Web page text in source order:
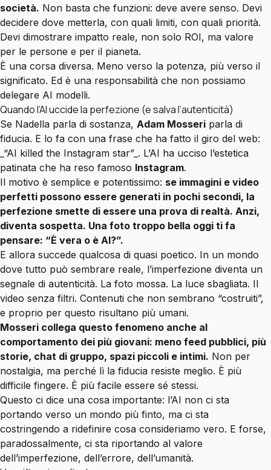
società. Non basta che funzioni: deve avere senso. Devi
decidere dove metterla, con quali limiti, con quali priorità.
Devi dimostrare impatto reale, non solo ROI, ma valore
per le persone e per il pianeta.
È una corsa diversa. Meno verso la potenza, più verso il
significato. Ed è una responsabilità che non possiamo
delegare AI modelli.
Quando l’AI uccide la perfezione (e salva l’autenticità)
Se Nadella parla di sostanza, Adam Mosseri parla di
fiducia. E lo fa con una frase che ha fatto il giro del web:
_“AI killed the Instagram star”_. L’AI ha ucciso l’estetica
patinata che ha reso famoso Instagram.
Il motivo è semplice e potentissimo: se immagini e video
perfetti possono essere generati in pochi secondi, la
perfezione smette di essere una prova di realtà. Anzi,
diventa sospetta. Una foto troppo bella oggi ti fa
pensare: “È vera o è AI?”.
E allora succede qualcosa di quasi poetico. In un mondo
dove tutto può sembrare reale, l’imperfezione diventa un
segnale di autenticità. La foto mossa. La luce sbagliata. Il
video senza filtri. Contenuti che non sembrano “costruiti”,
e proprio per questo risultano più umani.
Mosseri collega questo fenomeno anche al
comportamento dei più giovani: meno feed pubblici, più
storie, chat di gruppo, spazi piccoli e intimi. Non per
nostalgia, ma perché lì la fiducia resiste meglio. È più
difficile fingere. È più facile essere sé stessi.
Questo ci dice una cosa importante: l’AI non ci sta
portando verso un mondo più finto, ma ci sta
costringendo a ridefinire cosa consideriamo vero. E forse,
paradossalmente, ci sta riportando al valore
dell’imperfezione, dell’errore, dell’umanità.